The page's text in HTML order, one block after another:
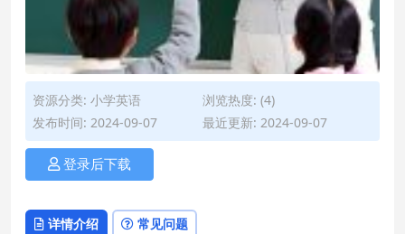
资源分类: 小学英语
浏览热度: (4)
发布时间: 2024-09-07
最近更新: 2024-09-07
登录后下载
详情介绍 常见问题